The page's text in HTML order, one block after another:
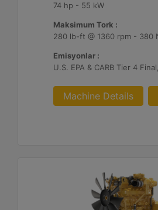
74 hp - 55 kW
Maksimum Tork :
Emisyonlar :
Machine Details